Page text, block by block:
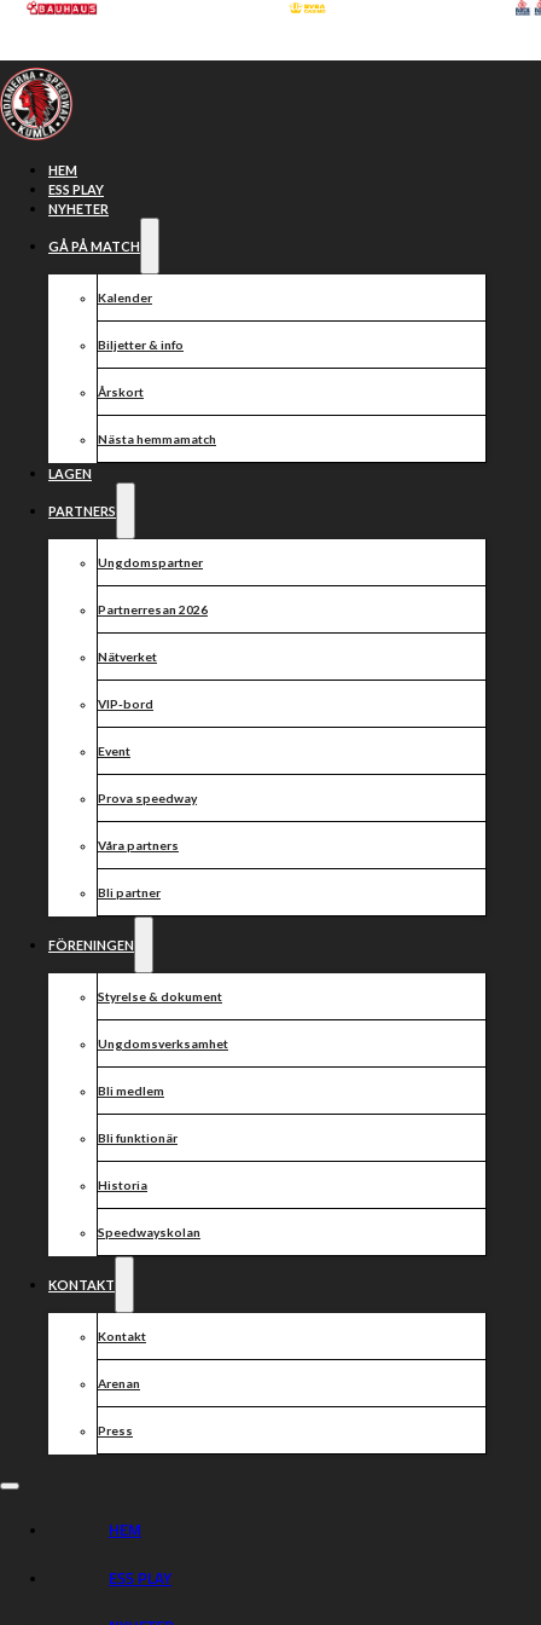
Hoppa till huvudinnehåll
HEM
ESS PLAY
NYHETER
GÅ PÅ MATCH
Kalender
Biljetter & info
Årskort
Nästa hemmamatch
LAGEN
PARTNERS
Ungdomspartner
Partnerresan 2026
Nätverket
VIP-bord
Event
Prova speedway
Våra partners
Bli partner
FÖRENINGEN
Styrelse & dokument
Ungdomsverksamhet
Bli medlem
Bli funktionär
Historia
Speedwayskolan
KONTAKT
Kontakt
Arenan
Press
HEM
ESS PLAY
Peter inför
kvällens
match ”Åtta
poäng det är
allt som
gäller!”